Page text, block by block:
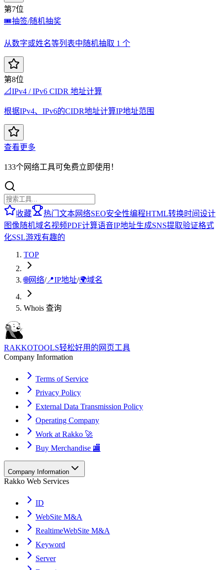
第7位
🎟️抽签/随机抽奖
从数字或姓名等列表中随机抽取 1 个
第8位
📐IPv4 / IPv6 CIDR 地址计算
根据IPv4、IPv6的CIDR地址计算IP地址范围
查看更多
133个网络工具可免费立即使用！
收藏 热门 文本网络SEO安全性编程HTML转换时间设计
图像随机域名视频PDF计算语音IP地址生成SNS提取验证格式
化SSL游戏有趣的
TOP
🌐网络/📍IP地址/🌍域名
Whois 查询
RAKKOTOOLS轻松好用的网页工具
Company Information
Terms of Service
Privacy Policy
External Data Transmission Policy
Operating Company
Work at Rakko 🚀
Buy Merchandise 🏬
Company Information
Rakko Web Services
ID
WebSite M&A
RealtimeWebSite M&A
Keyword
Server